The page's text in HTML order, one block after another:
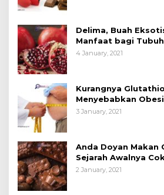
Delima, Buah
Manfaat bagi Tubuh
4 January, 2021
Kurangnya
Menyebabkan
3 January, 2021
Anda Doyan Makan
Sejarah Awalnya
2 January, 2021